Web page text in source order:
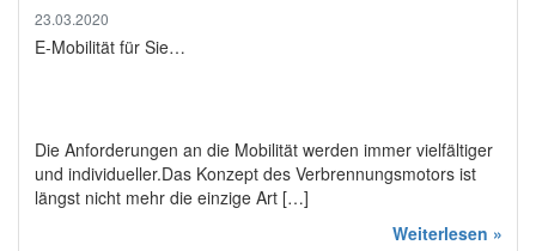
23.03.2020
E-Mobilität für Sie…
Die Anforderungen an die Mobilität werden immer vielfältiger
und individueller.Das Konzept des Verbrennungsmotors ist
längst nicht mehr die einzige Art […]
Weiterlesen »